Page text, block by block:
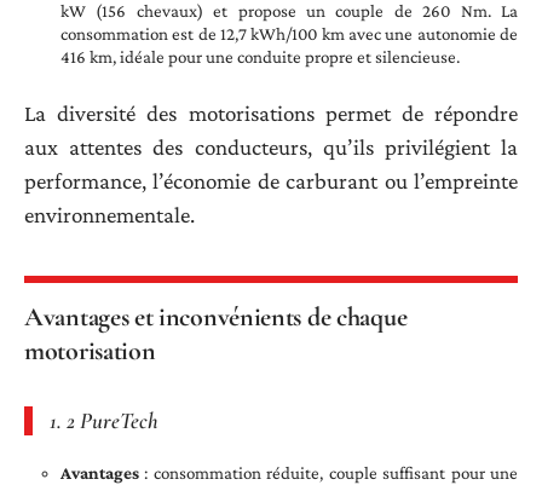
kW (156 chevaux) et propose un couple de 260 Nm. La
consommation est de 12,7 kWh/100 km avec une autonomie de
416 km, idéale pour une conduite propre et silencieuse.
La diversité des motorisations permet de répondre
aux attentes des conducteurs, qu’ils privilégient la
performance, l’économie de carburant ou l’empreinte
environnementale.
Avantages et inconvénients de chaque
motorisation
1. 2 PureTech
Avantages : consommation réduite, couple suffisant pour une